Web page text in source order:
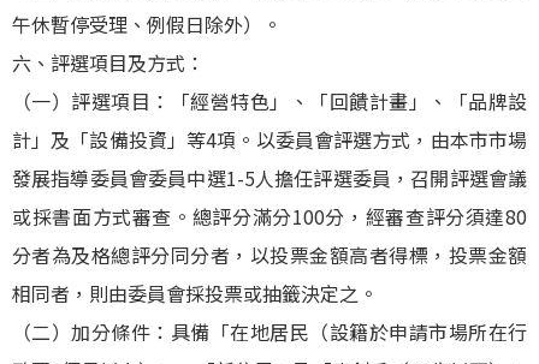
午休暫停受理、例假日除外）。
六、評選項目及方式：
（一）評選項目：「經營特色」、「回饋計畫」、「品牌設
計」及「設備投資」等4項。以委員會評選方式，由本市市場
發展指導委員會委員中選1-5人擔任評選委員，召開評選會議
或採書面方式審查。總評分滿分100分，經審查評分須達80
分者為及格總評分同分者，以投票金額高者得標，投票金額
相同者，則由委員會採投票或抽籤決定之。
（二）加分條件：具備「在地居民（設籍於申請市場所在行